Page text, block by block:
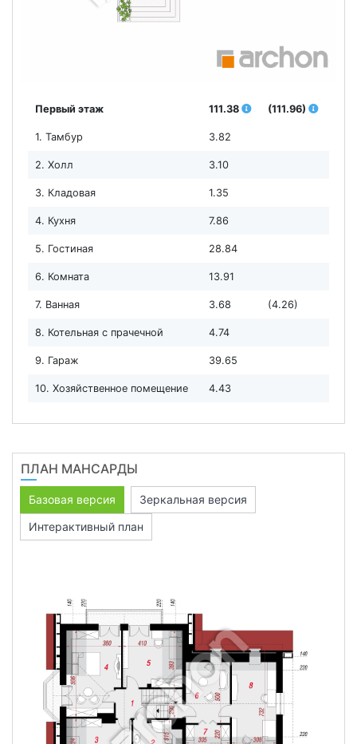
Первый этаж 111.38 (111.96)
1. Тамбур 3.82
2. Холл 3.10
3. Кладовая 1.35
4. Кухня 7.86
5. Гостиная 28.84
6. Комната 13.91
7. Ванная 3.68 (4.26)
8. Котельная с прачечной 4.74
9. Гараж 39.65
10. Хозяйственное помещение 4.43
ПЛАН МАНСАРДЫ
Базовая версия
Зеркальная версия
Интерактивный план